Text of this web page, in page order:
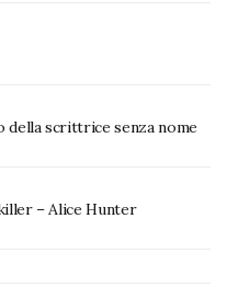
della scrittrice senza nome
– Alice Hunter